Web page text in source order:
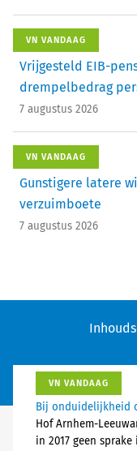
VN VANDAAG
Vrijgesteld EIB-
drempelbedrag
7 augustus 2026
VN VANDAAG
Gunstigere latere
verzuimboete
7 augustus 2026
VN VANDAAG
Bij onduidelijkheid
Hof Arnhem-
in 2017 geen